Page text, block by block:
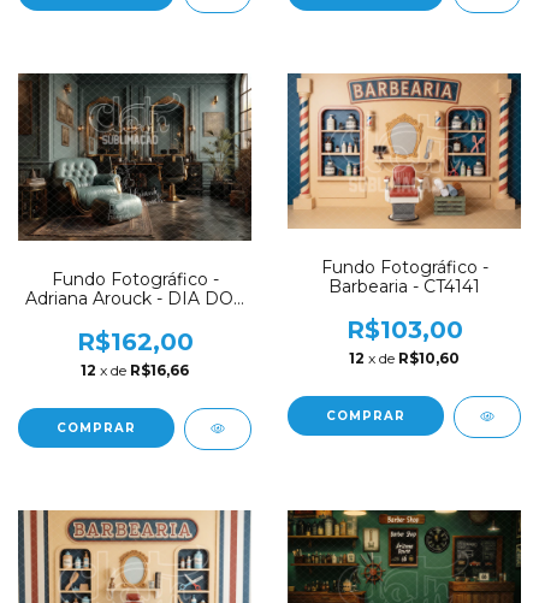
Fundo Fotográfico -
Adriana Arouck - DIA DOS
AD2159
R$162,00
12 x de R$16,66
COMPRAR
Fundo Fotográfico -
Barbearia - CT4141
R$103,00
12 x de R$10,60
COMPRAR